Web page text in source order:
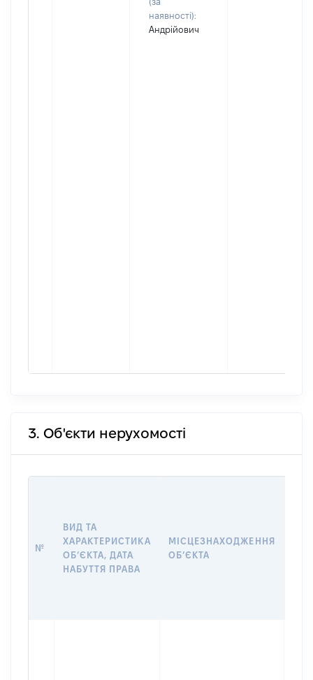
наявності):
Андрійович
3. Об'єкти нерухомості
№
ВИД ТА
ХАРАКТЕРИСТИКА
ОБʼЄКТА, ДАТА
НАБУТТЯ ПРАВА
МІСЦЕЗНАХОДЖЕННЯ
ОБʼЄКТА